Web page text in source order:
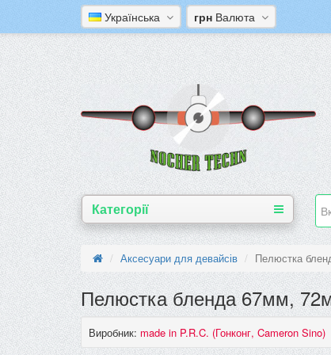
Українська грн Валюта
Категорії
Аксесуари для девайсів Пелюстка
Пелюстка бленда 67мм,
Виробник: made in P.R.C. (Гонконг, Cameron Sino)